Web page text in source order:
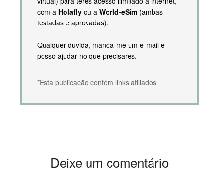
com a Holaflyou a World-eSim(ambas
testadas e aprovadas).
Qualquer dúvida, manda-me um e-mail e
posso ajudar no que precisares.
*Esta publicação contém links afiliados
Deixe um comentário